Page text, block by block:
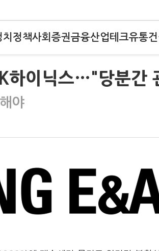
치 정책사회 증권금융산업테크유통
하이닉스…"당분간
야